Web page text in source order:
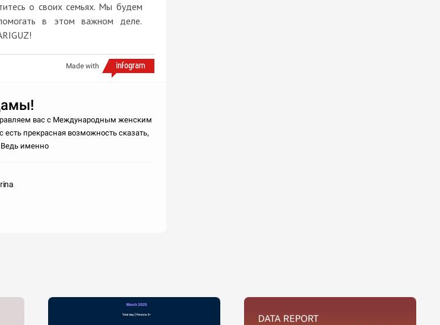
о своих семьях. Мы будем
в этом важном деле.
Made with
вас с Международным женским
есть прекрасная возможность сказать,
именно